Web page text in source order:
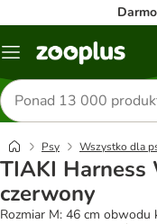
Menu
Szukaj
produktów
Psy Wszystko dla
TIAKI Harness
czerwony
Rozmiar M: 46 cm obwodu